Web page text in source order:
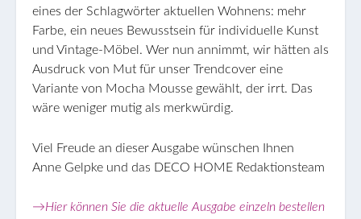
eines der Schlagwörter aktuellen Wohnens: mehr
Farbe, ein neues Bewusstsein für individuelle Kunst
und Vintage-Möbel. Wer nun annimmt, wir hätten als
Ausdruck von Mut für unser Trendcover eine
Variante von Mocha Mousse gewählt, der irrt. Das
wäre weniger mutig als merkwürdig.
Viel Freude an dieser Ausgabe wünschen Ihnen
Anne Gelpke und das DECO HOME Redaktionsteam
→Hier können Sie die aktuelle Ausgabe einzeln bestellen